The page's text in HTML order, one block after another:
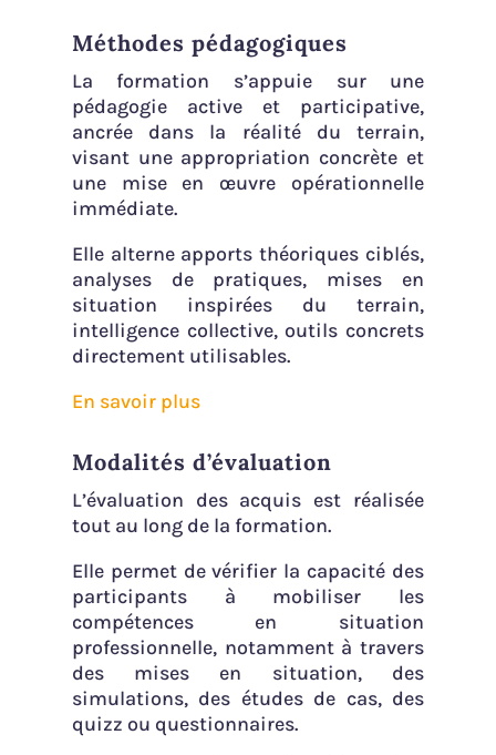
Méthodes pédagogiques
La formation s’appuie sur une
pédagogie active et participative,
ancrée dans la réalité du terrain,
visant une appropriation concrète et
une mise en œuvre opérationnelle
immédiate.
Elle alterne apports théoriques ciblés,
analyses de pratiques, mises en
situation inspirées du terrain,
intelligence collective, outils concrets
directement utilisables.
En savoir plus
Modalités d’évaluation
L’évaluation des acquis est réalisée
tout au long de la formation.
Elle permet de vérifier la capacité des
participants à mobiliser les
compétences en situation
professionnelle, notamment à travers
des mises en situation, des
simulations, des études de cas, des
quizz ou questionnaires.